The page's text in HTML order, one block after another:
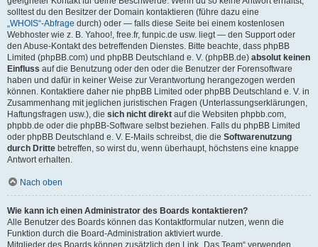
solltest du den Besitzer der Domain kontaktieren (führe dazu eine
„WHOIS“-Abfrage durch) oder — falls diese Seite bei einem kostenlosen
Webhoster wie z. B. Yahoo!, free.fr, funpic.de usw. liegt — den Support oder
den Abuse-Kontakt des betreffenden Dienstes. Bitte beachte, dass phpBB
Limited (phpBB.com) und phpBB Deutschland e. V. (phpBB.de) absolut keinen
Einfluss auf die Benutzung oder den oder die Benutzer der Forensoftware
haben und dafür in keiner Weise zur Verantwortung herangezogen werden
können. Kontaktiere daher nie phpBB Limited oder phpBB Deutschland e. V. in
Zusammenhang mit jeglichen juristischen Fragen (Unterlassungserklärungen,
Haftungsfragen usw.), die sich nicht direkt auf die Websiten phpbb.com,
phpbb.de oder die phpBB-Software selbst beziehen. Falls du phpBB Limited
oder phpBB Deutschland e. V. E-Mails schreibst, die die Softwarenutzung
durch Dritte betreffen, so wirst du, wenn überhaupt, höchstens eine knappe
Antwort erhalten.
Nach oben
Wie kann ich einen Administrator des Boards kontaktieren?
Alle Benutzer des Boards können das Kontaktformular nutzen, wenn die
Funktion durch die Board-Administration aktiviert wurde.
Mitglieder des Boards können zusätzlich den Link „Das Team“ verwenden.